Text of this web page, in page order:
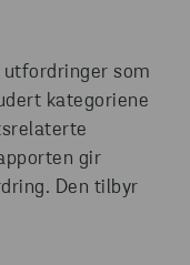
som
kategoriene
gir
Den tilbyr